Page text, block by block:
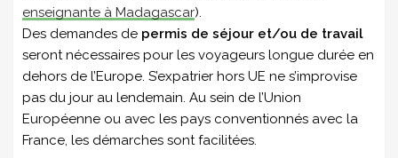
enseignante à Madagascar).
Des demandes de permis de séjour et/ou de travail
seront nécessaires pour les voyageurs longue durée en
dehors de l’Europe. S’expatrier hors UE ne s’improvise
pas du jour au lendemain. Au sein de l’Union
Européenne ou avec les pays conventionnés avec la
France, les démarches sont facilitées.